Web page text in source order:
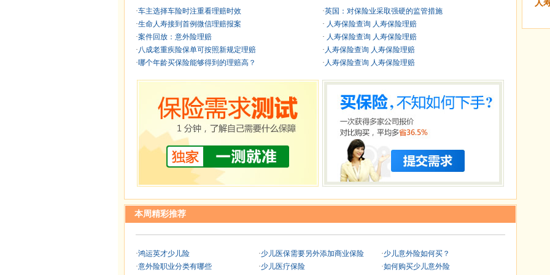
·车主选择车险时注重看理赔时效
·生命人寿接到首例微信理赔报案
·案件回放：意外险理赔
·八成老重疾险保单可按照新规定理赔
·哪个年龄买保险能够得到的理赔高？
·英国：对保险业采取强硬的监管措施
· 人寿保险查询 人寿保险理赔
· 人寿保险查询 人寿保险理赔
· 人寿保险查询 人寿保险理赔
· 人寿保险查询 人寿保险理赔
本周精彩推荐
·鸿运英才少儿险
·意外险职业分类有哪些
·少儿医保需要另外添加商业保险
·少儿医疗保险
·少儿意外险如何买？
·如何购买少儿意外险
人